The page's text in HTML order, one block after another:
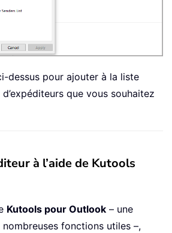
dessus pour ajouter à la liste
que vous souhaitez
à l’aide de Kutools
Kutools pour Outlook – une
fonctions utiles –,